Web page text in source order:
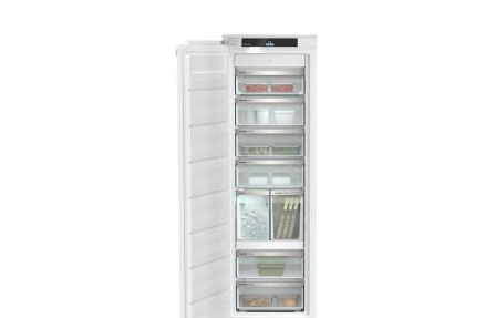
DODAJ U KOŠARICU